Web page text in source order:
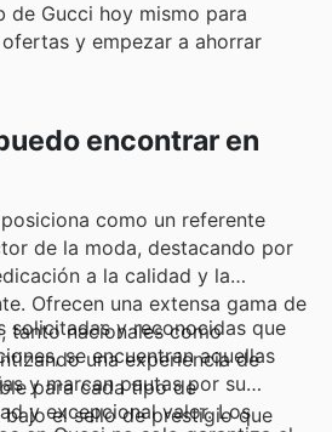
de Gucci hoy mismo para
y empezar a ahorrar
encontrar en
como un referente
de la moda, destacando por
a la calidad y la
Ofrecen una extensa gama de
tanto nacionales como
una experiencia de
para cada tipo de
bajo el sello de prestigio que
solicitadas y reconocidas que
se encuentran aquellas
y marcan pautas por su
y excepcional valor. Los